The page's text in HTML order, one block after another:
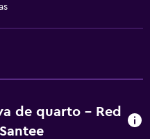
de quarto - Red